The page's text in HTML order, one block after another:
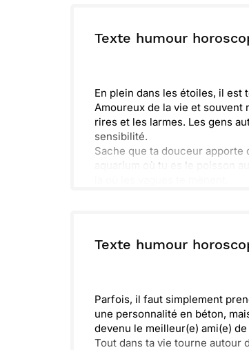
Texte humour
En plein dans les étoiles, il
Amoureux de la vie et
rires et les larmes. Les gens
sensibilité.
Sache que ta douceur
aquarium où tu es le poisson
ou :
Texte humour
Parfois, il faut simplement
une personnalité en béton,
devenu le meilleur(e) ami(e)
Tout dans ta vie tourne autour